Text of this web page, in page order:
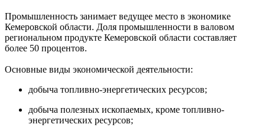
Промышленность занимает ведущее место в экономике
Кемеровской области. Доля промышленности в валовом
региональном продукте Кемеровской области составляет
более 50 процентов.
Основные виды экономической деятельности:
добыча топливно-энергетических ресурсов;
добыча полезных ископаемых, кроме топливно-
энергетических ресурсов;